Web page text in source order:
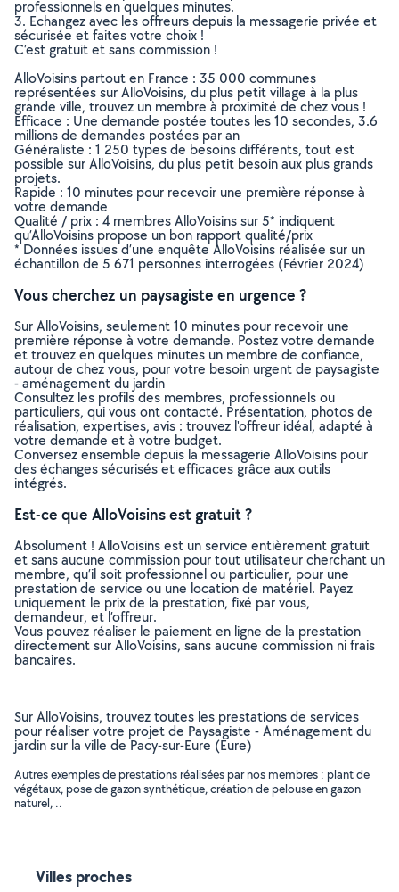
professionnels en quelques minutes.
3. Echangez avec les offreurs depuis la messagerie privée et
sécurisée et faites votre choix !
C’est gratuit et sans commission !
AlloVoisins partout en France : 35 000 communes
représentées sur AlloVoisins, du plus petit village à la plus
grande ville, trouvez un membre à proximité de chez vous !
Efficace : Une demande postée toutes les 10 secondes, 3.6
millions de demandes postées par an
Généraliste : 1 250 types de besoins différents, tout est
possible sur AlloVoisins, du plus petit besoin aux plus grands
projets.
Rapide : 10 minutes pour recevoir une première réponse à
votre demande
Qualité / prix : 4 membres AlloVoisins sur 5* indiquent
qu’AlloVoisins propose un bon rapport qualité/prix
* Données issues d’une enquête AlloVoisins réalisée sur un
échantillon de 5 671 personnes interrogées (Février 2024)
Vous cherchez un paysagiste en urgence ?
Sur AlloVoisins, seulement 10 minutes pour recevoir une
première réponse à votre demande. Postez votre demande
et trouvez en quelques minutes un membre de confiance,
autour de chez vous, pour votre besoin urgent de paysagiste
- aménagement du jardin
Consultez les profils des membres, professionnels ou
particuliers, qui vous ont contacté. Présentation, photos de
réalisation, expertises, avis : trouvez l'offreur idéal, adapté à
votre demande et à votre budget.
Conversez ensemble depuis la messagerie AlloVoisins pour
des échanges sécurisés et efficaces grâce aux outils
intégrés.
Est-ce que AlloVoisins est gratuit ?
Absolument ! AlloVoisins est un service entièrement gratuit
et sans aucune commission pour tout utilisateur cherchant un
membre, qu’il soit professionnel ou particulier, pour une
prestation de service ou une location de matériel. Payez
uniquement le prix de la prestation, fixé par vous,
demandeur, et l’offreur.
Vous pouvez réaliser le paiement en ligne de la prestation
directement sur AlloVoisins, sans aucune commission ni frais
bancaires.
Sur AlloVoisins, trouvez toutes les prestations de services
pour réaliser votre projet de Paysagiste - Aménagement du
jardin sur la ville de Pacy-sur-Eure (Eure)
Autres exemples de prestations réalisées par nos membres : plant de
végétaux, pose de gazon synthétique, création de pelouse en gazon
naturel, ..
Villes proches